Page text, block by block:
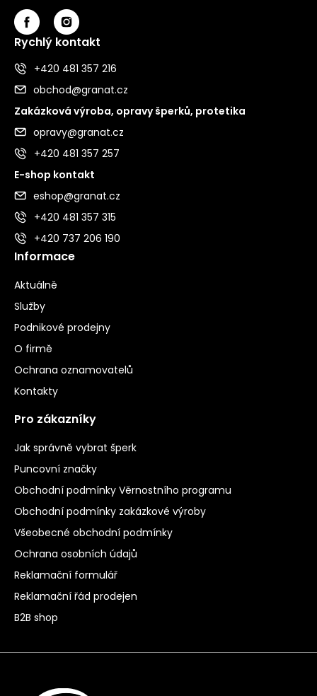
Rychlý kontakt
+420 481 357 216
obchod@granat.cz
Zakázková výroba, opravy šperků, protetika
opravy@granat.cz
+420 481 357 257
E-shop kontakt
eshop@granat.cz
+420 481 357 315
+420 737 206 190
Informace
Aktuálně
Služby
Podnikové prodejny
O firmě
Ochrana oznamovatelů
Kontakty
Pro zákazníky
Jak správně vybrat šperk
Puncovní značky
Obchodní podmínky Věrnostního programu
Obchodní podmínky zakázkové výroby
Všeobecné obchodní podmínky
Ochrana osobních údajů
Reklamační formulář
Reklamační řád prodejen
B2B shop